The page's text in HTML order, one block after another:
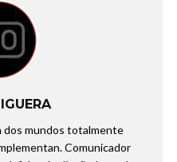
dos mundos totalmente
Comunicador